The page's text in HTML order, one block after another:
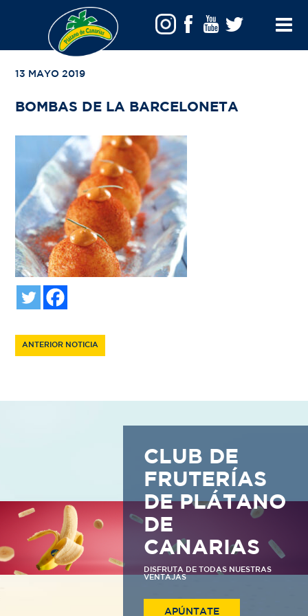
Menu
VOLVER A TU BÚSQUEDA
13 MAYO 2019
BOMBAS DE LA BARCELONETA
ANTERIOR NOTICIA
CLUB DE
FRUTERÍAS
DE PLÁTANO
DE
CANARIAS
DISFRUTA DE TODAS NUESTRAS
VENTAJAS
APÚNTATE